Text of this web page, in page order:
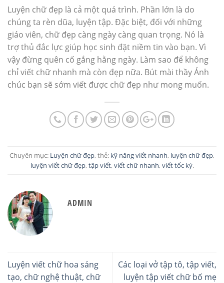
Luyện chữ đẹp là cả một quá trình. Phần lớn là do
chúng ta rèn dũa, luyện tập. Đặc biệt, đối với những
giáo viên, chữ đẹp càng ngày càng quan trọng. Nó là
trợ thủ đắc lực giúp học sinh đặt niềm tin vào bạn. Vì
vậy đừng quên cố gắng hằng ngày. Làm sao để không
chỉ viết chữ nhanh mà còn đẹp nữa. Bút mài thầy Ánh
chúc bạn sẽ sớm viết được chữ đẹp như mong muốn.
Chuyên mục: Luyện chữ đẹp, thẻ: kỹ năng viết nhanh, luyện chữ đẹp,
luyện viết chữ đẹp,tập viết,viết chữ nhanh,viết tốc ký.
ADMIN
Luyện viết chữ hoa sáng
tạo, chữ nghệ thuật, chữ
Các loại vở tập tô, tập viết,
luyện tập viết chữ bố mẹ